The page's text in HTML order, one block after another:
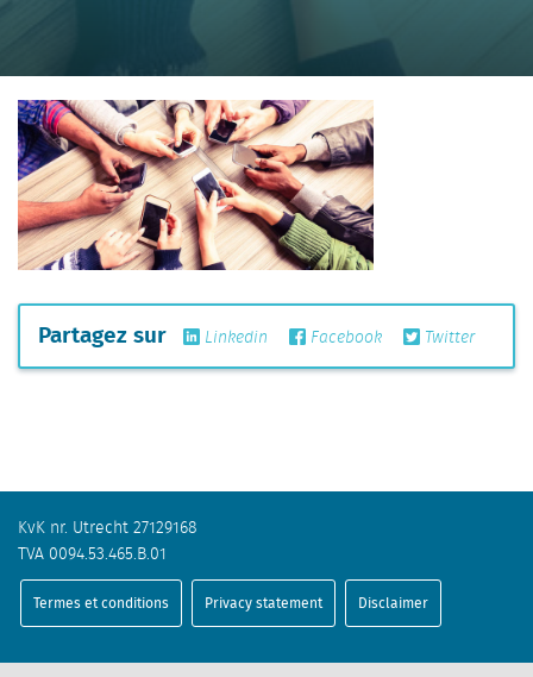
Partagez sur Linkedin Facebook Twitter
KvK nr. Utrecht 27129168
TVA 0094.53.465.B.01
Termes et conditions Privacy statement Disclaimer